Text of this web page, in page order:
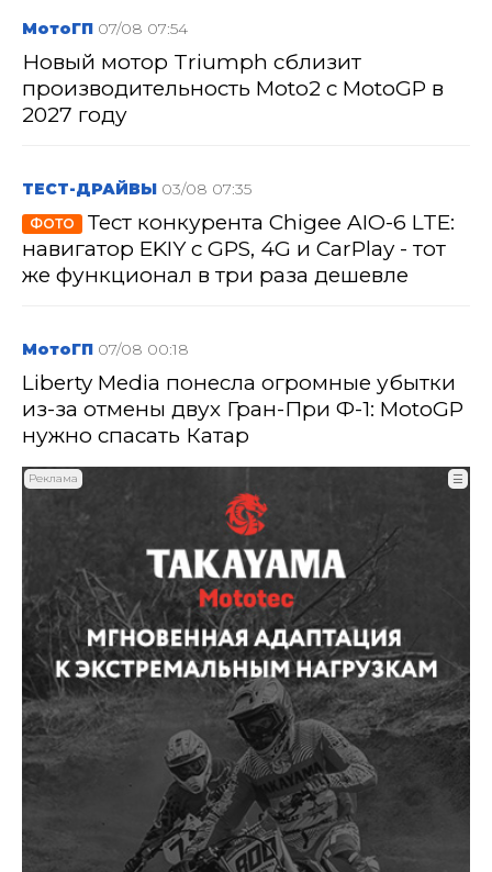
МотоГП 07/08 07:54
Новый мотор Triumph сблизит
производительность Moto2 с MotoGP в
2027 году
ТЕСТ-ДРАЙВЫ 03/08 07:35
ФОТО
Тест конкурента Chigee AIO-6 LTE:
навигатор EKIY с GPS, 4G и CarPlay - тот
же функционал в три раза дешевле
МотоГП 07/08 00:18
Liberty Media понесла огромные убытки
из-за отмены двух Гран-При Ф-1: MotoGP
нужно спасать Катар
Реклама ☰